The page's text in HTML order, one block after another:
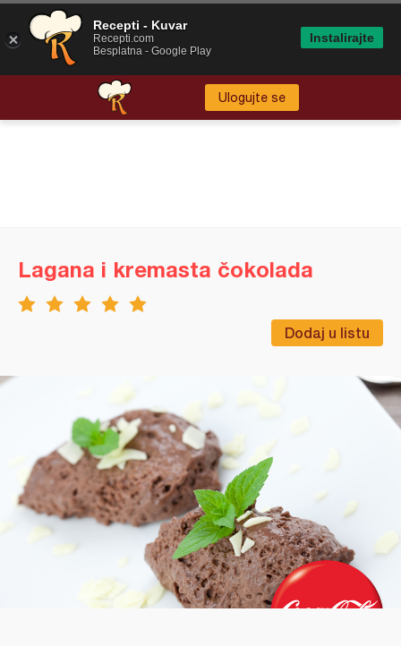
Ulogujte se
Dodaj u listu
Lagana i kremasta čokolada
Recepti - Kuvar
Recepti.com
Besplatna - Google Play
Instalirajte